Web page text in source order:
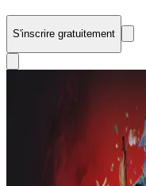
S'inscrire gratuitement